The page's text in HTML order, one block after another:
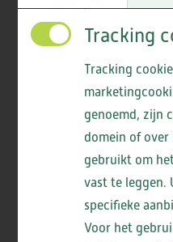
Tracking
Tracking
genoemd, zijn
domein of over
gebruikt om
vast te leggen.
specifieke
Voor het
middelen te delen,
zorgen we ervoor dat
juiste zorg krijgt,
persoonlijke
voor de gezondheid
Meer informatie: Zo
Lees meer